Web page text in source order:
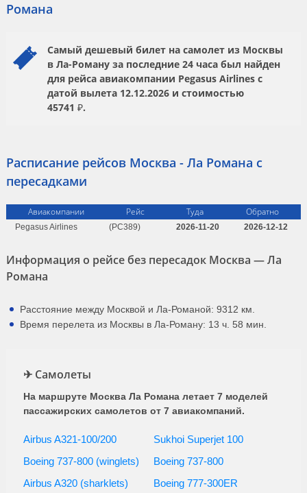
Романа
Самый дешевый билет на самолет из Москвы
в Ла-Роману за последние 24 часа был найден
для рейса авиакомпании Pegasus Airlines с
датой вылета 12.12.2026 и стоимостью
45741 ₽.
Расписание рейсов Москва - Ла Романа с
пересадками
Авиакомпании Рейс Туда Обратно
Pegasus Airlines (PC389) 2026-11-20 2026-12-12
Информация о рейсе без пересадок Москва — Ла
Романа
Расстояние между Москвой и Ла-Романой: 9312 км.
Время перелета из Москвы в Ла-Роману: 13 ч. 58 мин.
✈ Самолеты
На маршруте Москва Ла Романа летает 7 моделей
пассажирских самолетов от 7 авиакомпаний.
Airbus A321-100/200
Sukhoi Superjet 100
Boeing 737-800 (winglets)
Boeing 737-800
Airbus A320 (sharklets)
Boeing 777-300ER